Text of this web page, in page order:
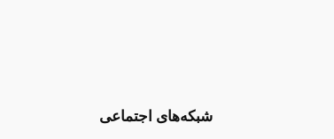
شبکه‌های اجتماعی